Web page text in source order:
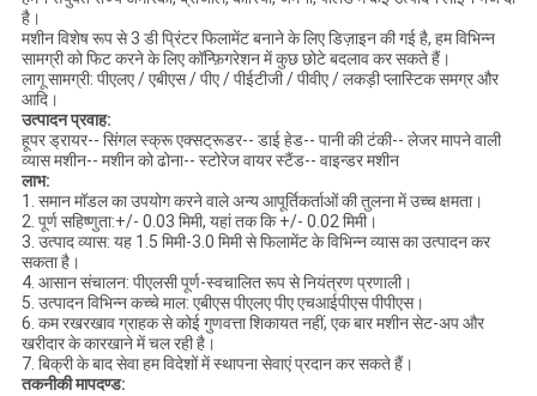
है।
मशीन विशेष रूप से 3 डी प्रिंटर फिलामेंट बनाने के लिए डिज़ाइन की गई है, हम विभिन्न
सामग्री को फिट करने के लिए कॉन्फ़िगरेशन में कुछ छोटे बदलाव कर सकते हैं।
लागू सामग्री: पीएलए / एबीएस / पीए / पीईटीजी / पीवीए / लकड़ी प्लास्टिक समग्र और
आदि।
उत्पादन प्रवाह:
हूपर ड्रायर-- सिंगल स्क्रू एक्सट्रूडर-- डाई हेड-- पानी की टंकी-- लेजर मापने वाली
व्यास मशीन-- मशीन को ढोना-- स्टोरेज वायर स्टैंड-- वाइन्डर मशीन
लाभ:
1. समान मॉडल का उपयोग करने वाले अन्य आपूर्तिकर्ताओं की तुलना में उच्च क्षमता।
2. पूर्ण सहिष्णुता:+/- 0.03 मिमी, यहां तक ​​कि +/- 0.02 मिमी।
3. उत्पाद व्यास: यह 1.5 मिमी-3.0 मिमी से फिलामेंट के विभिन्न व्यास का उत्पादन कर
सकता है।
4. आसान संचालन: पीएलसी पूर्ण-स्वचालित रूप से नियंत्रण प्रणाली।
5. उत्पादन विभिन्न कच्चे माल: एबीएस पीएलए पीए एचआईपीएस पीपीएस।
6. कम रखरखाव ग्राहक से कोई गुणवत्ता शिकायत नहीं, एक बार मशीन सेट-अप और
खरीदार के कारखाने में चल रही है।
7. बिक्री के बाद सेवा हम विदेशों में स्थापना सेवाएं प्रदान कर सकते हैं।
तकनीकी मापदण्ड: